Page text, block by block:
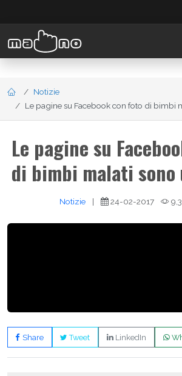
Notizie
Le pagine su Facebook con foto di bimbi
Le pagine su
di bimbi malati
Notizie | 24-02-2017
Share Tweet LinkedIn